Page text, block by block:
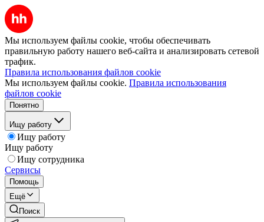
Мы используем файлы cookie, чтобы обеспечивать
правильную работу нашего веб-сайта и анализировать сетевой
трафик.
Правила использования файлов cookie
Мы используем файлы cookie. Правила использования
файлов cookie
Понятно
Ищу работу
Ищу работу
Ищу работу
Ищу сотрудника
Сервисы
Помощь
Ещё
Поиск